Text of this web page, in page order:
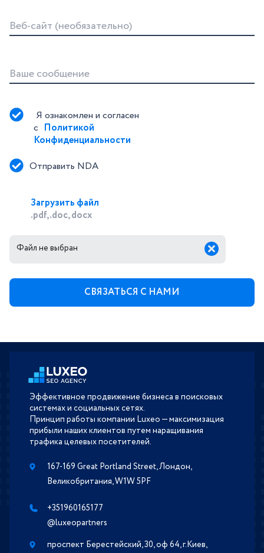
Веб-сайт (необязательно)
Ваше сообщение
Я ознакомлен и согласен
с Политикой
Конфиденциальности
Отправить NDA
Загрузить файл
.pdf, .doc, docx
Файл не выбран
Эффективное продвижение бизнеса в поисковых
системах и социальных сетях.
Принцип работы компании Luxeo — максимизация
прибыли наших клиентов путем наращивания
трафика целевых посетителей.
167-169 Great Portland Street, Лондон,
Великобритания, W1W 5PF
+351960165177
@luxeopartners
проспект Берестейский, 30, оф 64, г.Киев,